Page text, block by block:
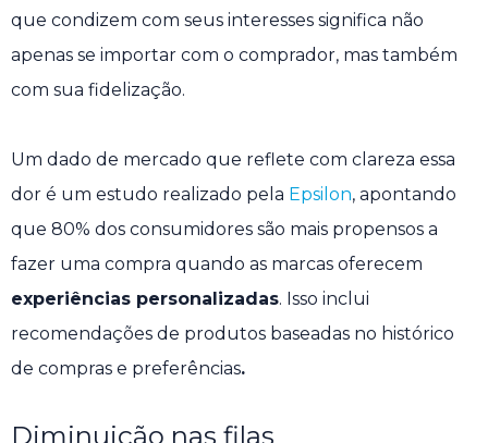
que condizem com seus interesses significa não
apenas se importar com o comprador, mas também
com sua fidelização.
Um dado de mercado que reflete com clareza essa
dor é um estudo realizado pela Epsilon, apontando
que 80% dos consumidores são mais propensos a
fazer uma compra quando as marcas oferecem
experiências personalizadas. Isso inclui
recomendações de produtos baseadas no histórico
de compras e preferências.
Diminuição nas filas